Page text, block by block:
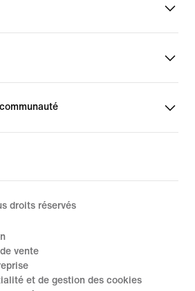
droits réservés
vente
et de gestion des cookies